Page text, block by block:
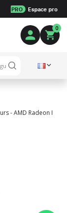
PRO Espace pro
0
- AMD Radeon Pro